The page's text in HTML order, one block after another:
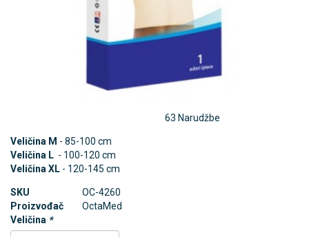
63 Narudžbe
Veličina M - 85-100 cm
Veličina L - 100-120 cm
Veličina XL - 120-145 cm
SKU
OC-4260
Proizvođač
OctaMed
Veličina *